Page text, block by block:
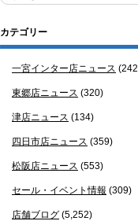
カテゴリー
一宮インター店ニュース
東郷店ニュース (320)
津店ニュース (134)
四日市店ニュース (359)
松阪店ニュース (553)
セール・イベント情報 (309)
店舗ブログ (5,252)